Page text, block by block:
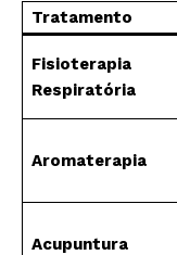
Tratamento
Fisioterapia
Respiratória
Aromaterapia
Acupuntura